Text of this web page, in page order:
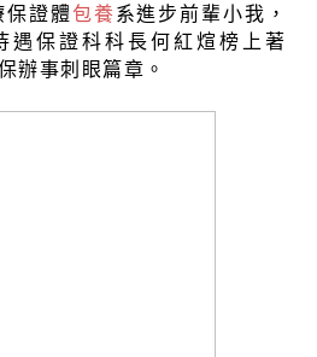
證體包養系進步前輩小我，
遇保證科科長何紅煊榜上著
辦事刺眼篇章。